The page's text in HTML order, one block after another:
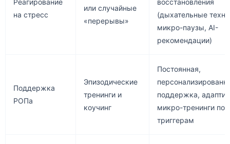
Реагирование
на стресс
или случайные
«перерывы»
восстановления
(дыхательные
микро-паузы, AI-
рекомендации)
Поддержка
РОПа
Эпизодические
тренинги и
коучинг
Постоянная,
поддержка,
микро-тренинги по
триггерам